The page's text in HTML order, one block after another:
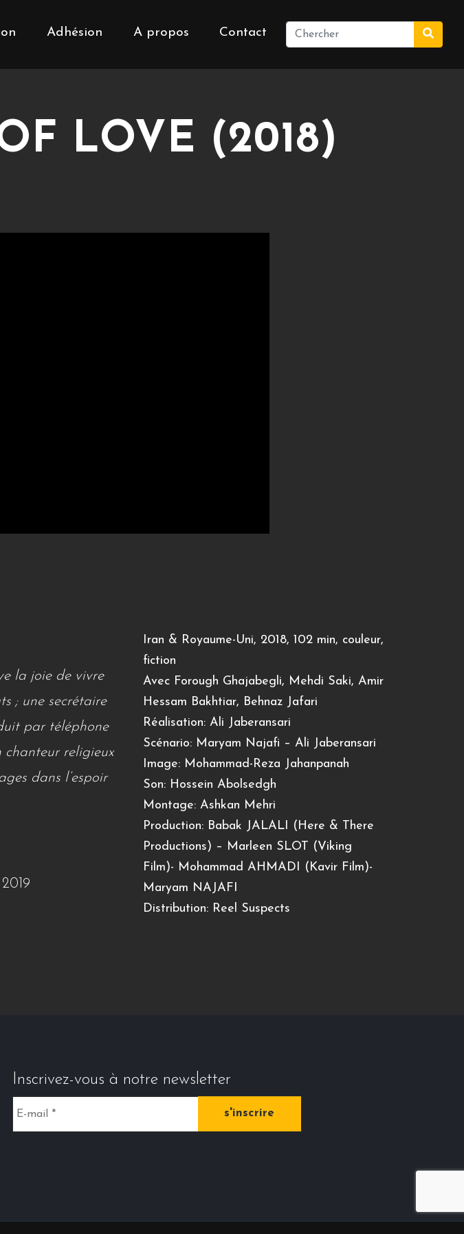
Adhésion A propos Contact
LOVE (2018)
la joie de vivre
; une secrétaire
par téléphone
chanteur religieux
dans l’espoir
Iran & Royaume-Uni, 2018, 102 min, couleur,
fiction
Avec Forough Ghajabegli, Mehdi Saki, Amir
Hessam Bakhtiar, Behnaz Jafari
Réalisation: Ali Jaberansari
Scénario: Maryam Najafi – Ali Jaberansari
Image: Mohammad-Reza Jahanpanah
Son: Hossein Abolsedgh
Montage: Ashkan Mehri
Production: Babak JALALI (Here & There
Productions) – Marleen SLOT (Viking
Film)- Mohammad AHMADI (Kavir Film)-
Maryam NAJAFI
Distribution: Reel Suspects
Inscrivez-vous à notre newsletter